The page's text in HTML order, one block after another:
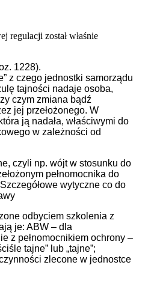
regulacji został właśnie
1228).
z czego jednostki samorządu
tajności nadaje osoba,
czym zmiana bądź
jej przełożonego. W
ją nadała, właściwymi do
w zależności od
czyli np. wójt w stosunku do
pełnomocnika do
wytyczne co do
odbyciem szkolenia z
je: ABW – dla
z pełnomocnikiem ochrony –
tajne” lub „tajne”;
zlecone w jednostce